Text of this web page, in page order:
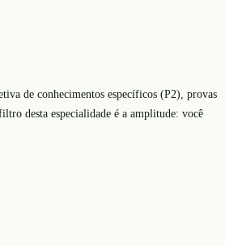
de conhecimentos específicos (P2), provas
desta especialidade é a amplitude: você